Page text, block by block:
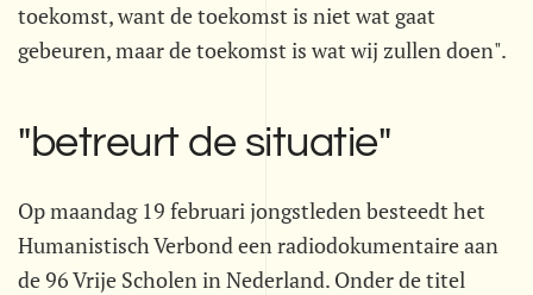
toekomst, want de toekomst is niet wat gaat
gebeuren, maar de toekomst is wat wij zullen doen".
"betreurt de situatie"
Op maandag 19 februari jongstleden besteedt het
Humanistisch Verbond een radiodokumentaire aan
de 96 Vrije Scholen in Nederland. Onder de titel